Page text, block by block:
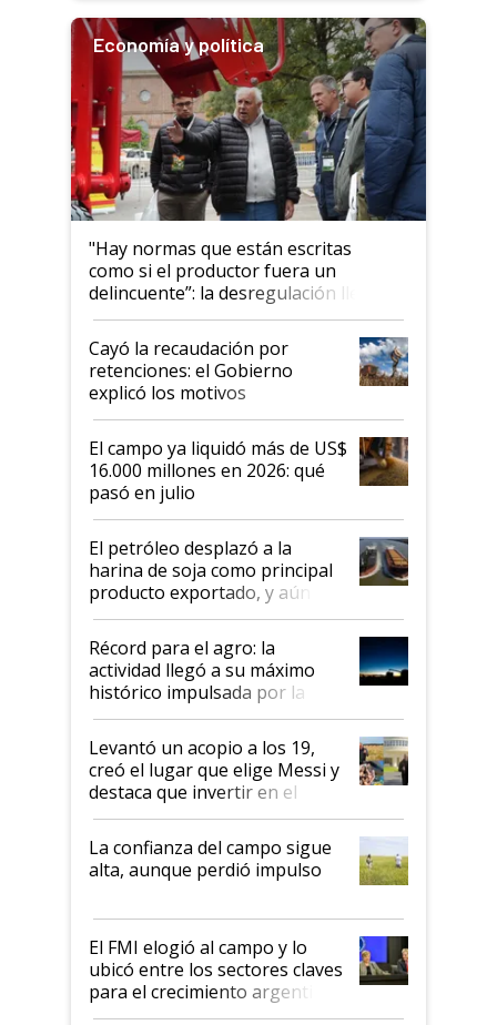
Economía y política
"Hay normas que están escritas
como si el productor fuera un
delincuente”: la desregulación llegó
al Congreso Aapresid y hasta se
habló del financiamiento al IPCVA
Cayó la recaudación por
retenciones: el Gobierno
explicó los motivos
El campo ya liquidó más de US$
16.000 millones en 2026: qué
pasó en julio
El petróleo desplazó a la
harina de soja como principal
producto exportado, y aún así
el agro aportó casi seis de cada
diez dólares y sostuvo el
liderazgo en un semestre
récord
Récord para el agro: la
actividad llegó a su máximo
histórico impulsada por la
cosecha y las exportaciones
Levantó un acopio a los 19,
creó el lugar que elige Messi y
destaca que invertir en el
kirchnerismo era como "darle
plata a un hijo para droga":
Juan Félix Rossetti, el libertario
que de una dura crisis salió
de Milei
La confianza del campo sigue
alta, aunque perdió impulso
El FMI elogió al campo y lo
ubicó entre los sectores claves
para el crecimiento argentino